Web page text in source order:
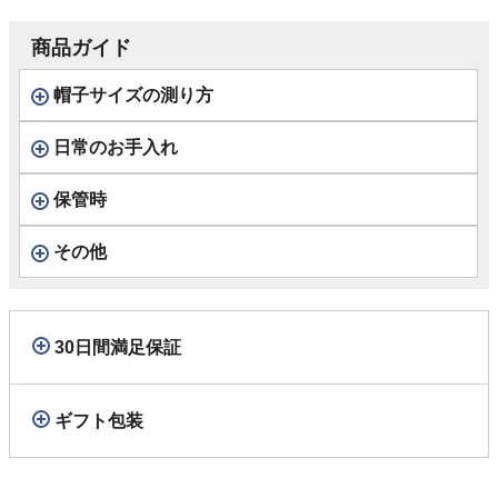
商品ガイド
帽子サイズの測り方
日常のお手入れ
保管時
その他
30日間満足保証
ギフト包装